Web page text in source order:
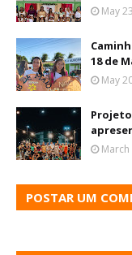
May
18 de
May
Projeto
POSTAR UM